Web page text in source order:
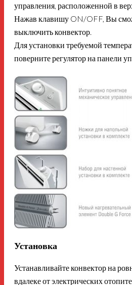
управления, расположенной в
Нажав клавишу ON/OFF, Вы
выключить конвектор.
Для установки требуемой
поверните регулятор на панели
Установка
Устанавливайте конвектор на
вдалеке от электрических